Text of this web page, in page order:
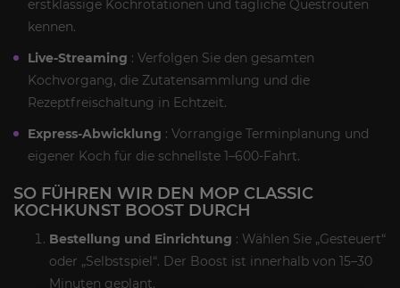
erstklassige Kochrotationen und tägliche Questrouten
kennen.
Live-Streaming : Verfolgen Sie den gesamten
Kochvorgang, die Zutatensammlung und die
Rezeptfreischaltung in Echtzeit.
Express-Abwicklung : Vorrangige Terminplanung und
eigener Koch für die schnellste 1–600-Fahrt.
SO FÜHREN WIR DEN MOP CLASSIC
KOCHKUNST BOOST DURCH
Bestellung und Einrichtung : Wählen Sie „Gesteuert“
oder „Selbstspiel“. Der Boost ist innerhalb von 15–30
Minuten geplant.